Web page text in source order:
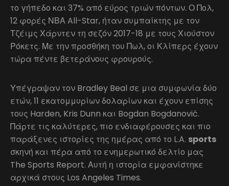
το γήπεδο και 37% από εύρος τριών πόντων. Ο Πολ,
12 φορές ΝΒΑ All-Star, ήταν συμπαίκτης με τον
Τζέιμς Χάρντεν τη σεζόν 2017-18 με τους Χιούστον
Ρόκετς. Με την προσθήκη του Πωλ, οι Κλίπερς έχουν
τώρα πέντε βετεράνους φρουρούς.
Υπέγραψαν τον Bradley Beal σε μια συμφωνία δύο
ετών, 11 εκατομμυρίων δολαρίων και έχουν επίσης
τους Harden, Kris Dunn και Bogdan Bogdanović.
Πάρτε τις καλύτερες, πιο ενδιαφέρουσες και πιο
παράξενες ιστορίες της ημέρας από το L.A. sports
σκηνή και πέρα από το ενημερωτικό δελτίο μας
The Sports Report. Αυτή η ιστορία εμφανίστηκε
αρχικά στους Los Angeles Times.